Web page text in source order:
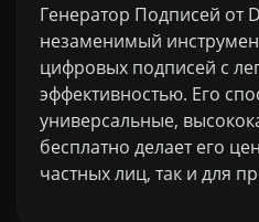
Генератор Подписей от
незаменимый
цифровых подписей с
эффективностью. Его
универсальные,
бесплатно делает его
частных лиц, так и для